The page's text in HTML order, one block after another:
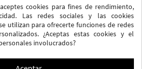
generales y lapolítica de confidencialidad
cookies para fines de rendimiento,
Las redes sociales y las cookies
utilizan para ofrecerte funciones de redes
¿Aceptas estas cookies y el
involucrados?